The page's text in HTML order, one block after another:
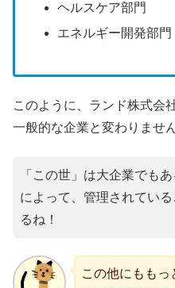
ヘルスケア部門
エネルギー開発部門
このように、ランド株式会
一般的な企業と変わりま
「この世」は大企業でも
によって、管理されてい
るね！
この他にもも